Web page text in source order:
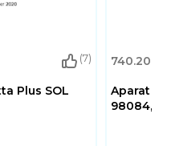
(7)
Plus SOL
Aparat za
98084,